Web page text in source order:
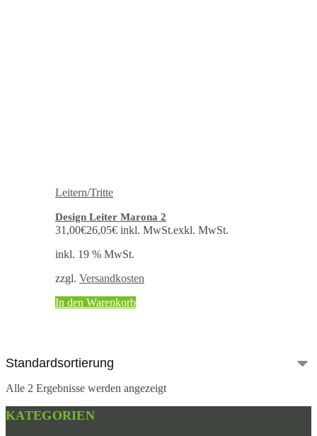
Leitern/Tritte
Design Leiter Marona 2
31,00€26,05€ inkl. MwSt.exkl. MwSt.
inkl. 19 % MwSt.
zzgl. Versandkosten
In den Warenkorb
Alle 2 Ergebnisse werden angezeigt
KATEGORIEN